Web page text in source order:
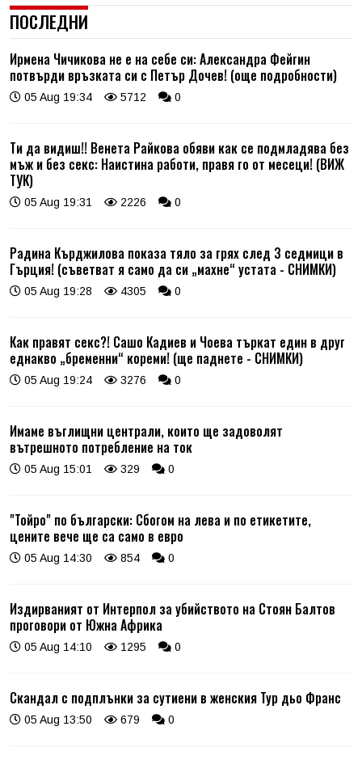
ПОСЛЕДНИ
Ирмена Чичикова не е на себе си: Александра Фейгин
потвърди връзката си с Петър Дочев! (още подробности)
05 Aug 19:34 5712 0
Ти да видиш!! Венета Райкова обяви как се подмладява без
мъж и без секс: Наистина работи, правя го от месеци! (ВИЖ
ТУК)
05 Aug 19:31 2226 0
Радина Кърджилова показа тяло за грях след 3 седмици в
Гърция! (съветват я само да си „махне“ устата - СНИМКИ)
05 Aug 19:28 4305 0
Как правят секс?! Сашо Кадиев и Чоева търкат един в друг
еднакво „бременни“ кореми! (ще паднете - СНИМКИ)
05 Aug 19:24 3276 0
Имаме въглищни централи, които ще задоволят
вътрешното потребление на ток
05 Aug 15:01 329 0
"Тойро" по български: Сбогом на лева и по етикетите,
цените вече ще са само в евро
05 Aug 14:30 854 0
Издирваният от Интерпол за убийството на Стоян Балтов
проговори от Южна Африка
05 Aug 14:10 1295 0
Скандал с подплънки за сутиени в женския Тур дьо Франс
05 Aug 13:50 679 0